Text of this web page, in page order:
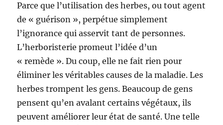
Parce que l’utilisation des herbes, ou tout agent
de « guérison », perpétue simplement
l’ignorance qui asservit tant de personnes.
L’herboristerie promeut l’idée d’un
« remède ». Du coup, elle ne fait rien pour
éliminer les véritables causes de la maladie. Les
herbes trompent les gens. Beaucoup de gens
pensent qu’en avalant certains végétaux, ils
peuvent améliorer leur état de santé. Une telle